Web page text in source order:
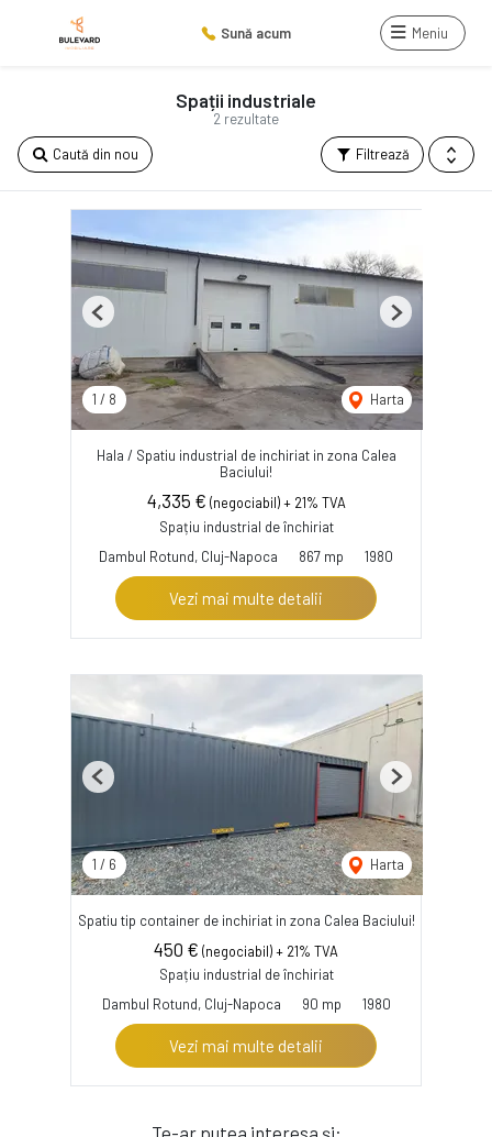
Sună acum Meniu
2 rezultate
Spații industriale
Filtrează
Caută din nou
1 / 8 Harta
Previous Next
Hala / Spatiu industrial de inchiriat in zona Calea
Baciului!
4,335 € (negociabil) + 21% TVA
Spațiu industrial de închiriat
Dambul Rotund, Cluj-Napoca
867 mp 1980
Vezi mai multe detalii
1 / 6 Harta
Previous Next
Spatiu tip container de inchiriat in zona Calea Baciului!
450 € (negociabil) + 21% TVA
Spațiu industrial de închiriat
Dambul Rotund, Cluj-Napoca
90 mp 1980
Vezi mai multe detalii